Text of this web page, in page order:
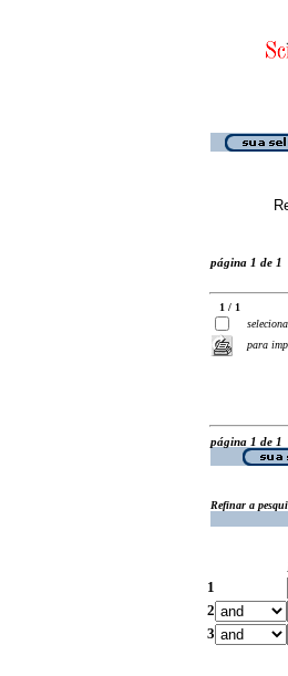
página 1 de 1
1 / 1
seleciona
para
página 1 de 1
Refinar a
1
2
3